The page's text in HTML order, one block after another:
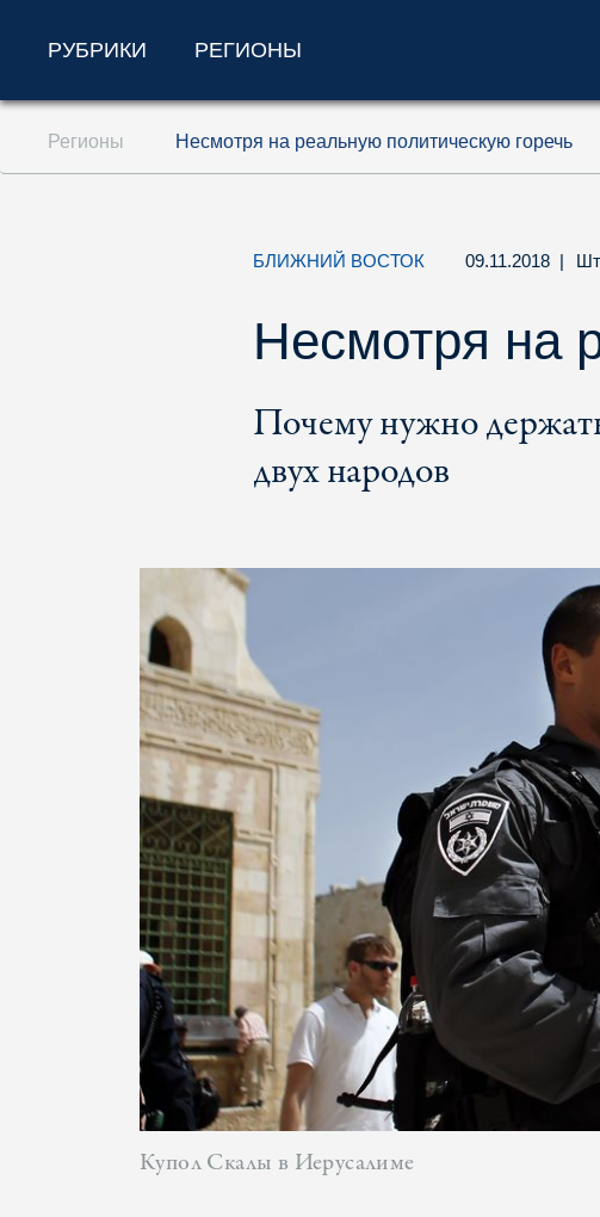
Перейти к содержанию (ключ доступа '1')
Перейти к поиску (ключ доступа '2')
РУБРИКИ РЕГИОНЫ
Регионы Несмотря на реальную политическую горечь
БЛИЖНИЙ ВОСТОК 09.11.2018 |
Несмотря на
Почему нужно
двух народов
Купол Скалы в Иерусалиме